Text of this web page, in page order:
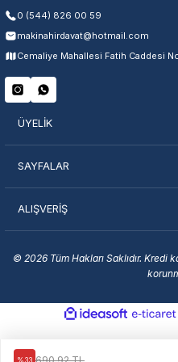
Servisi
%33
0 (544) 826 00 59
makinahirdavat@hotmail.com
Cemaliye Mahallesi Fatih Caddesi
ÜYELİK
SAYFALAR
ALIŞVERİŞ
© 2026 Tüm Hakları Saklıdır. Kredi
ideasoft